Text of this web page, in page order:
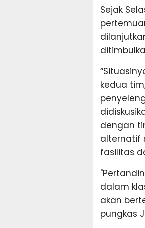
Sejak
kedua
dengan
alternatif
fasilitas
dalam
akan
pungkas